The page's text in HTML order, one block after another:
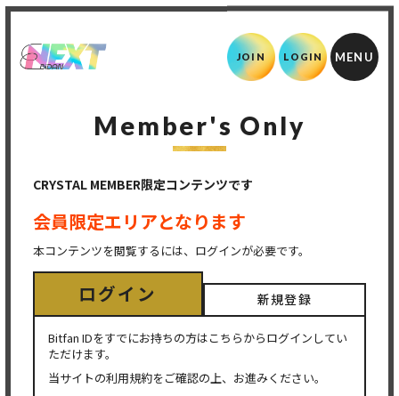
JOIN LOGIN
Member's Only
CRYSTAL MEMBER限定コンテンツです
会員限定エリアとなります
本コンテンツを閲覧するには、ログインが必要です。
ログイン 新規登録
Bitfan IDをすでにお持ちの方はこちらからログインしてい
ただけます。
当サイトの利用規約をご確認の上、お進みください。